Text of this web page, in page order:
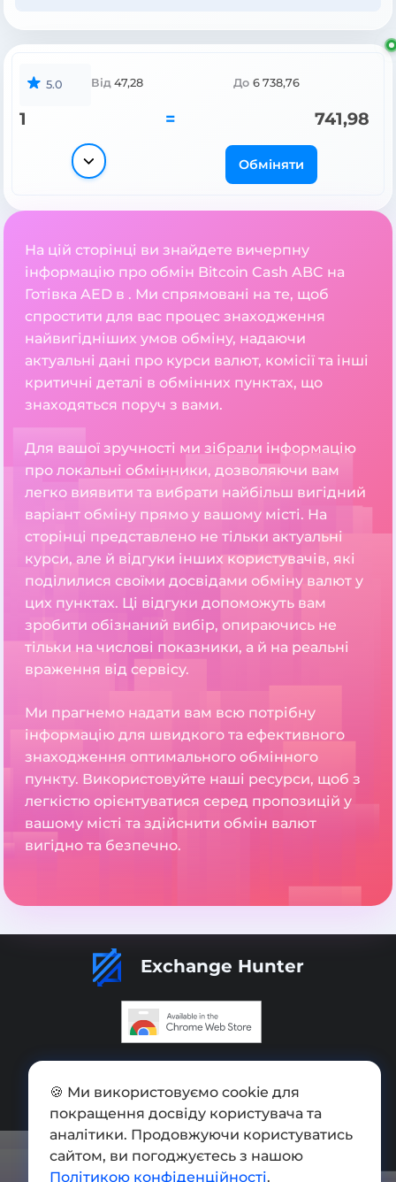
5.0 Від 47,28 До 6 738,76
1 = 741,98
Обміняти
На цій сторінці ви знайдете вичерпну
інформацію про обмін Bitcoin Cash ABC на
Готівка AED в . Ми спрямовані на те, щоб
спростити для вас процес знаходження
найвигідніших умов обміну, надаючи
актуальні дані про курси валют, комісії та інші
критичні деталі в обмінних пунктах, що
знаходяться поруч з вами.
Для вашої зручності ми зібрали інформацію
про локальні обмінники, дозволяючи вам
легко виявити та вибрати найбільш вигідний
варіант обміну прямо у вашому місті. На
сторінці представлено не тільки актуальні
курси, але й відгуки інших користувачів, які
поділилися своїми досвідами обміну валют у
цих пунктах. Ці відгуки допоможуть вам
зробити обізнаний вибір, опираючись не
тільки на числові показники, а й на реальні
враження від сервісу.
Ми прагнемо надати вам всю потрібну
інформацію для швидкого та ефективного
знаходження оптимального обмінного
пункту. Використовуйте наші ресурси, щоб з
легкістю орієнтуватися серед пропозицій у
вашому місті та здійснити обмін валют
вигідно та безпечно.
Exchange Hunter
Додати обмінник
Мапа сайту
Press kit
Умови використання
🍪 Ми використовуємо cookie для
покращення досвіду користувача та
аналітики. Продовжуючи користуватись
сайтом, ви погоджуєтесь з нашою
Політикою конфіденційності.